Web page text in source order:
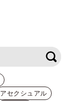
アセクシュアル